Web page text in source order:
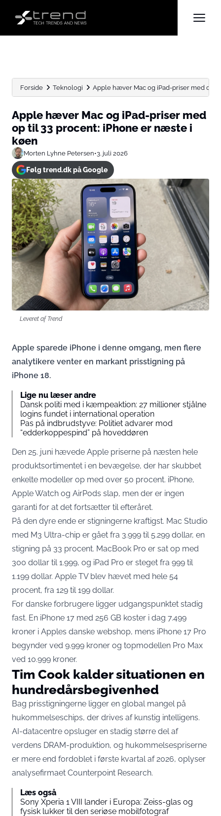
Forside Teknologi Apple hæver Mac og iPad-priser med op til
Apple hæver Mac og iPad-priser med
op til 33 procent: iPhone er næste i
køen
Morten Lyhne Petersen•3. juli 2026
Følg trend.dk på Google
Leveret af Trend
Apple sparede iPhone i denne omgang, men flere
analytikere venter en markant prisstigning på
iPhone 18.
Lige nu læser andre
Dansk politi med i kæmpeaktion: 27 millioner stjålne
logins fundet i international operation
Pas på indbrudstyve: Politiet advarer mod
“edderkoppespind” på hoveddøren
Den 25. juni hævede Apple priserne på næsten hele
produktsortimentet i en bevægelse, der har skubbet
enkelte modeller op med over 50 procent. iPhone,
Apple Watch og AirPods slap, men der er ingen
garanti for at det fortsætter til efteråret.
På den dyre ende er stigningerne kraftigst. Mac Studio
med M3 Ultra-chip er gået fra 3.999 til 5.299 dollar, en
stigning på 33 procent. MacBook Pro er sat op med
300 dollar til 1.999, og iPad Pro er steget fra 999 til
1.199 dollar. Apple TV blev hævet med hele 54
procent, fra 129 til 199 dollar.
For danske forbrugere ligger udgangspunktet stadig
fast. En iPhone 17 med 256 GB koster i dag 7.499
kroner i Apples danske webshop, mens iPhone 17 Pro
begynder ved 9.999 kroner og topmodellen Pro Max
ved 10.999 kroner.
Tim Cook kalder situationen en
hundredårsbegivenhed
Bag prisstigningerne ligger en global mangel på
hukommelseschips, der drives af kunstig intelligens.
AI-datacentre opsluger en stadig større del af
verdens DRAM-produktion, og hukommelsespriserne
er mere end fordoblet i første kvartal af 2026, oplyser
analysefirmaet Counterpoint Research.
Læs også
Sony Xperia 1 VIII lander i Europa: Zeiss-glas og
fysisk lukker til den seriøse mobilfotograf